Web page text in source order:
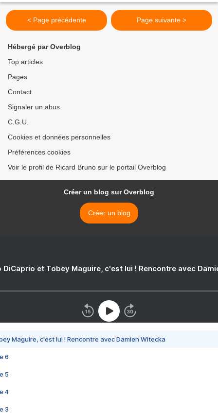
< Page précédente Page suivante >
Hébergé par Overblog
Top articles
Pages
Contact
Signaler un abus
C.G.U.
Cookies et données personnelles
Préférences cookies
Voir le profil de Ricard Bruno sur le portail Overblog
Créer un blog sur Overblog
Créer un blog
DiCaprio et Tobey Maguire, c'est lui ! Rencontre avec
Maguire, c'est lui ! Rencontre avec Damien Witecka
6
5
4
3